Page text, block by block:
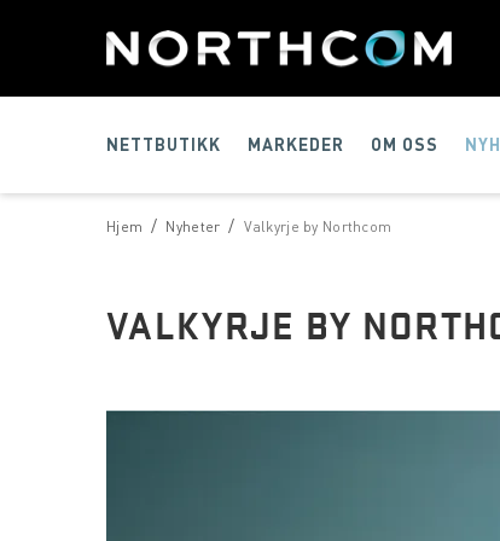
NETTBUTIKK MARKEDER OM OSS
/
Hjem /
Nyheter Valkyrje by Northcom
VALKYRJE BY